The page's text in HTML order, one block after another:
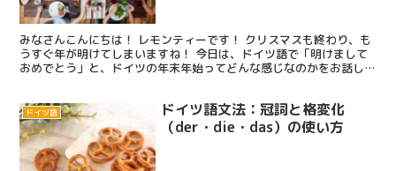
みなさんこんにちは！ レモンティーです！ クリスマスも終わり、も
うすぐ年が明けてしまいますね！ 今日は、ドイツ語で「明けまして
おめでとう」と、ドイツの年末年始ってどんな感じなのかをお話しし
ドイツ語
ドイツ語文法：冠詞と格変化
（der・die・das）の使い方